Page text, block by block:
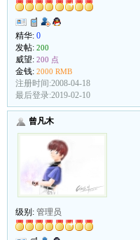
精华: 0
发帖: 200
威望: 200 点
金钱: 2000 RMB
注册时间:2008-04-18
最后登录:2019-02-10
曾凡木
级别: 管理员